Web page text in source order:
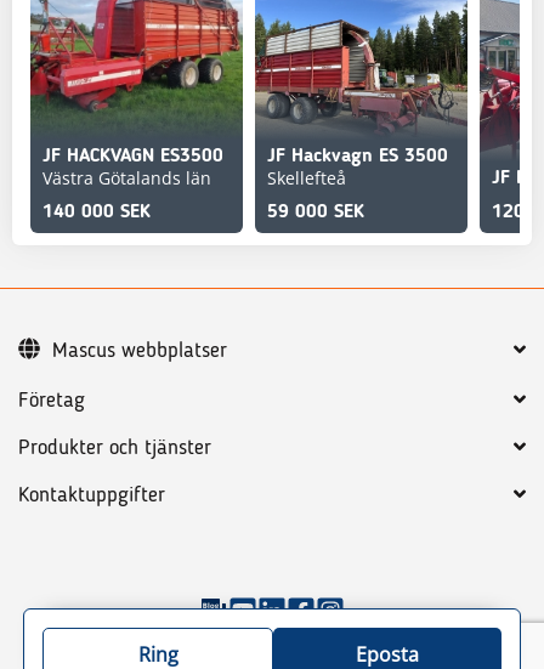
JF HACKVAGN ES3500
Västra Götalands län
140 000 SEK
JF Hackvagn ES 3500
Skellefteå
59 000 SEK
JF
120
Företag
Produkter och tjänster
Kontaktuppgifter
Mascus
Integritetspolicy
Mascus webbplatser
Ring Eposta